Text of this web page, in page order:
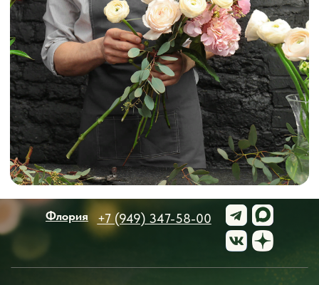
Флория +7 (949) 347-58-00